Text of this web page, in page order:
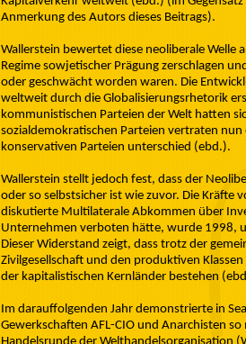
Anmerkung des Autors dieses Beitrags).
Wallerstein bewertet diese neoliberale Welle
Regime sowjetischer Prägung zerschlagen
oder geschwächt worden waren. Die
weltweit durch die Globalisierungsrhetorik
kommunistischen Parteien der Welt hatten
sozialdemokratischen Parteien vertraten
konservativen Parteien unterschied (ebd.).
Wallerstein stellt jedoch fest, dass der
oder so selbstsicher ist wie zuvor. Die Kräfte
diskutierte Multilaterale Abkommen über
Unternehmen verboten hätte, wurde 1998,
Dieser Widerstand zeigt, dass trotz der
Zivilgesellschaft und den produktiven
der kapitalistischen Kernländer bestehen
Im darauffolgenden Jahr demonstrierte in
Gewerkschaften AFL-CIO und Anarchisten